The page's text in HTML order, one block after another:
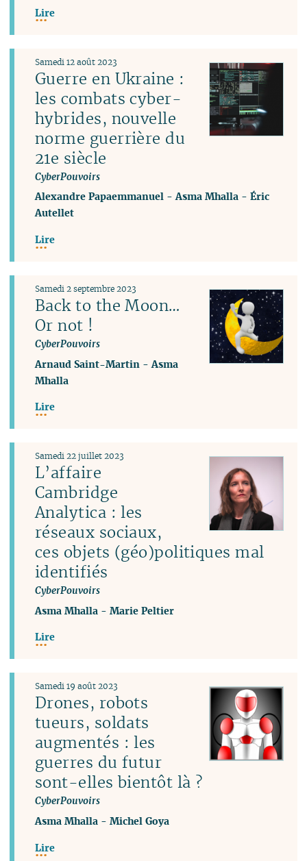
Lire
Guerre en Ukraine :
les combats cyber-
hybrides, nouvelle
norme guerrière du
21e siècle
CyberPouvoirs
Samedi 12 août 2023
Alexandre Papaemmanuel -Asma Mhalla -Éric
Autellet
Lire
Back to the Moon…
Or not !
CyberPouvoirs
Samedi 2 septembre 2023
Arnaud Saint-Martin -Asma
Mhalla
Lire
L’affaire
Cambridge
Analytica : les
réseaux sociaux,
ces objets (géo)politiques mal
identifiés
CyberPouvoirs
Samedi 22 juillet 2023
Asma Mhalla -Marie Peltier
Lire
Drones, robots
tueurs, soldats
augmentés : les
guerres du futur
sont-elles bientôt là ?
CyberPouvoirs
Samedi 19 août 2023
Asma Mhalla -Michel Goya
Lire